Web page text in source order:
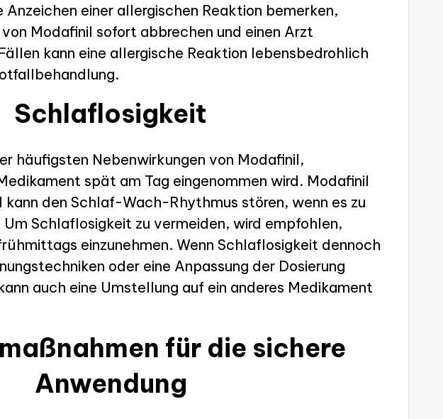
Anzeichen einer allergischen Reaktion bemerken,
Modafinil sofort abbrechen und einen Arzt
kann eine allergische Reaktion lebensbedrohlich
Schlaflosigkeit
häufigsten Nebenwirkungen von Modafinil,
spät am Tag eingenommen wird. Modafinil
den Schlaf-Wach-Rhythmus stören, wenn es zu
Schlaflosigkeit zu vermeiden, wird empfohlen,
einzunehmen. Wenn Schlaflosigkeit dennoch
oder eine Anpassung der Dosierung
auch eine Umstellung auf ein anderes Medikament
für die sichere
Anwendung